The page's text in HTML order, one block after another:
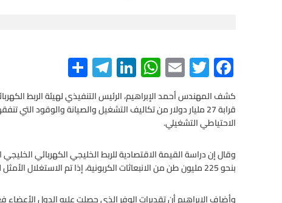
F
ac
e
b
o
o
T
wi
tt
er
E
m
ail
W
h
at
s
A
p
p
Li
n
ke
dI
n
Te
le
gr
a
m
S
h
ar
e
قرابة 27 مليار دولار من تكاليف التشغيل والصيانة والوقود
الاحتياطي التشغيلي.
وقال إن دراسة القيمة الاقتصادية للربط الخليجي الكهربائي
بنحو 225 مليون طن من الانبعاثات الكربونية، إذا تم الاستغلال الأمثل لجميع فرص تجارة الطاقة، .